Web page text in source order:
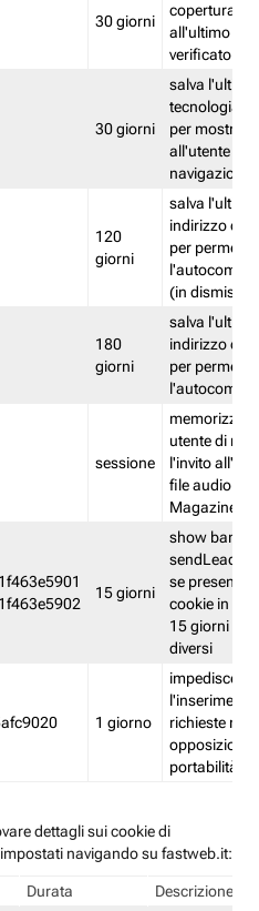
30 giorni
copertura
all'ultimo
verificato
30 giorni
salva l'ultima
tecnologia
per
all'utente
navigazione
120
giorni
salva l'ultimo
indirizzo di
per
(in
180
giorni
salva l'ultimo
indirizzo di
per
sessione
memorizza
utente di
l'invito
file audio del
Magazine
15 giorni
show banner
sendLead
se presenti
cookie in un
15 giorni e
diversi
1 giorno
impedisce
l'inserimento
richieste
opposizione
portabilità
dettagli sui cookie di
navigando su fastweb.it:
Durata Descrizione